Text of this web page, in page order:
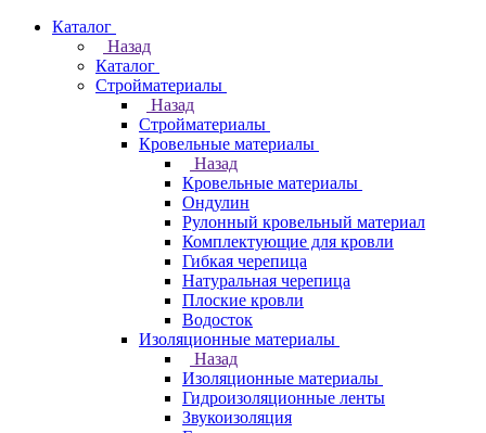
Каталог
Назад
Каталог
Стройматериалы
Назад
Стройматериалы
Кровельные материалы
Назад
Кровельные материалы
Ондулин
Рулонный кровельный материал
Комплектующие для кровли
Гибкая черепица
Натуральная черепица
Плоские кровли
Водосток
Изоляционные материалы
Назад
Изоляционные материалы
Гидроизоляционные ленты
Звукоизоляция